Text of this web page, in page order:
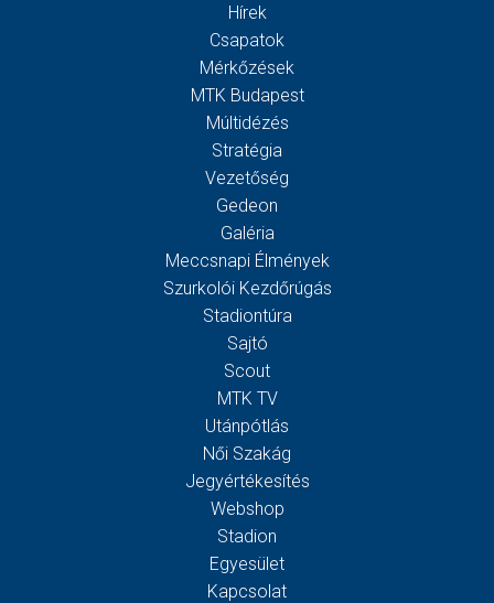
Hírek
Csapatok
Mérkőzések
MTK Budapest
Múltidézés
Stratégia
Vezetőség
Gedeon
Galéria
Meccsnapi Élmények
Szurkolói Kezdőrúgás
Stadiontúra
Sajtó
Scout
MTK TV
Utánpótlás
Női Szakág
Jegyértékesítés
Webshop
Stadion
Egyesület
Kapcsolat